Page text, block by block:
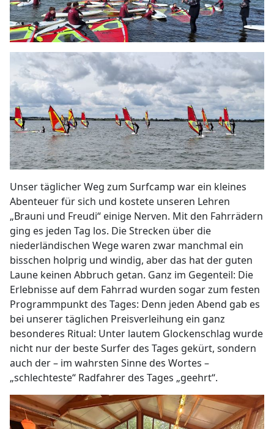
Unser täglicher Weg zum Surfcamp war ein kleines
Abenteuer für sich und kostete unseren Lehren
„Brauni und Freudi“ einige Nerven. Mit den Fahrrädern
ging es jeden Tag los. Die Strecken über die
niederländischen Wege waren zwar manchmal ein
bisschen holprig und windig, aber das hat der guten
Laune keinen Abbruch getan. Ganz im Gegenteil: Die
Erlebnisse auf dem Fahrrad wurden sogar zum festen
Programmpunkt des Tages: Denn jeden Abend gab es
bei unserer täglichen Preisverleihung ein ganz
besonderes Ritual: Unter lautem Glockenschlag wurde
nicht nur der beste Surfer des Tages gekürt, sondern
auch der – im wahrsten Sinne des Wortes –
„schlechteste“ Radfahrer des Tages „geehrt“.